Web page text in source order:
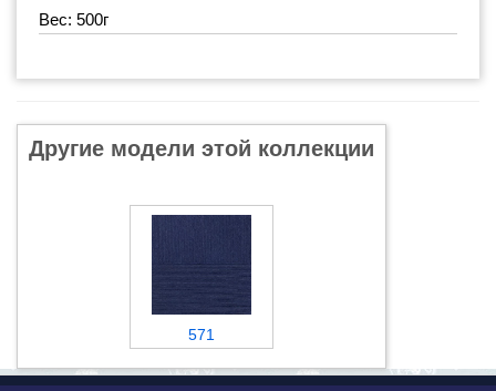
Вес: 500г
Другие модели этой коллекции
571